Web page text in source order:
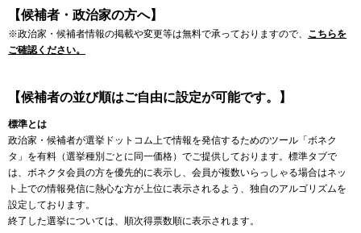
【候補者・政治家の方へ】
※政治家・候補者情報の掲載や変更等は無料で承っておりますので、 こちらを
ご確認ください。
【候補者の並び順はご自由に設定が可能です。】
標準とは
政治家・候補者が選挙ドットコム上で情報を発信するためのツール「ボネク
タ」を有料（選挙種別ごとに同一価格）でご提供しております。標準タブで
は、ボネクタ会員の方を優先的に表示し、会員が複数いらっしゃる場合はネッ
ト上での情報発信に熱心な方が上位に表示されるよう、独自のアルゴリズムを
設定しております。
終了した選挙については、順次得票数順に表示されます。